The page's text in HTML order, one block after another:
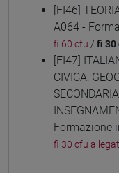
[FI46]
A064 -
fi 60 cfu / fi 30
[FI47]
CIVICA,
Formazione
fi 30 cfu